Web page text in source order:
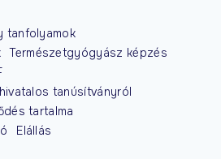
tanfolyamok
Természetgyógyász képzés
tanúsítványról
tartalma
Elállás